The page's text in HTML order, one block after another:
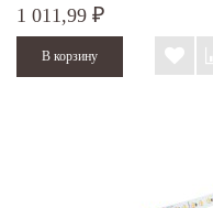
1 011,99 ₽